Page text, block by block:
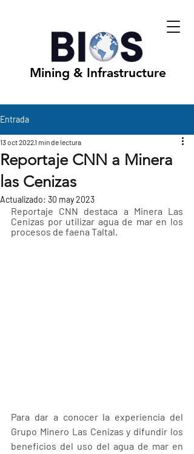
Mining & Infrastructure
Entrada
Reportaje CNN a Minera
las Cenizas
13 oct 20221 min de lectura
Actualizado: 30 may 2023
Reportaje CNN destaca a Minera Las
Cenizas por utilizar agua de mar en los
procesos de faena Taltal.
Para dar a conocer la experiencia del
Grupo Minero Las Cenizas y difundir los
beneficios del uso del agua de mar en